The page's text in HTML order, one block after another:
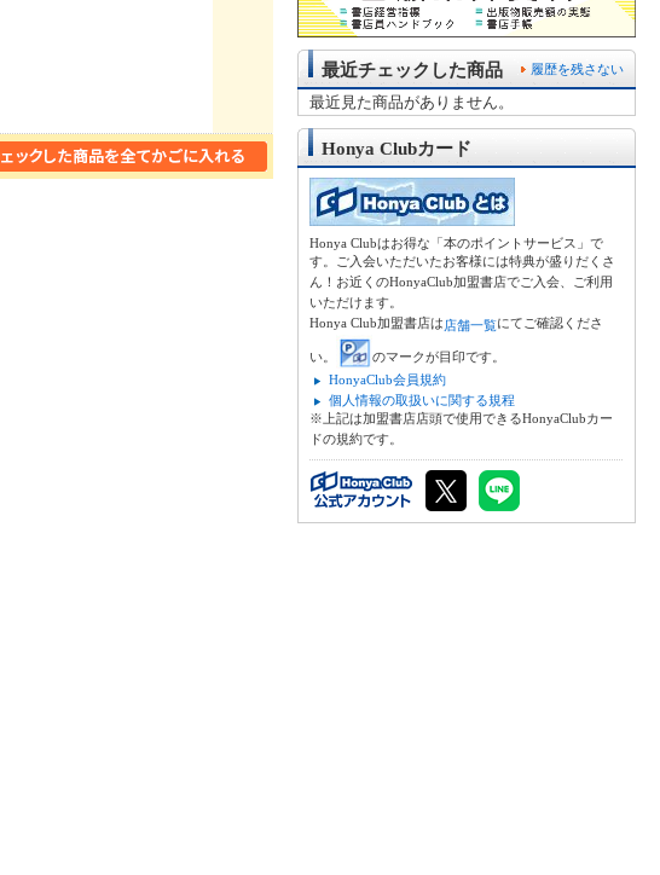
履歴を残さない
最近チェックした商品
最近見た商品がありません。
Honya Clubカード
Honya Clubはお得な「本のポイントサービス」で
す。ご入会いただいたお客様には特典が盛りだくさ
ん！お近くのHonyaClub加盟書店でご入会、ご利用
いただけます。
Honya Club加盟書店は店舗一覧にてご確認くださ
い。
のマークが目印です。
HonyaClub会員規約
個人情報の取扱いに関する規程
※上記は加盟書店店頭で使用できるHonyaClubカー
ドの規約です。